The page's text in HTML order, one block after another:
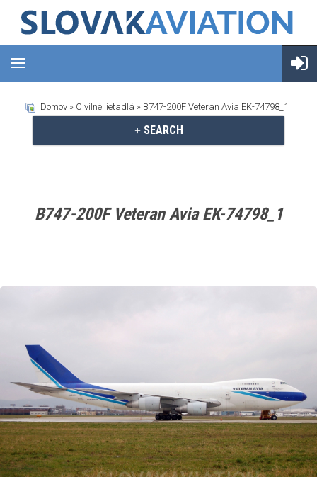
Domov » Civilné lietadlá » B747-200F Veteran Avia EK-74798_1
SEARCH
B747-200F Veteran Avia EK-74798_1